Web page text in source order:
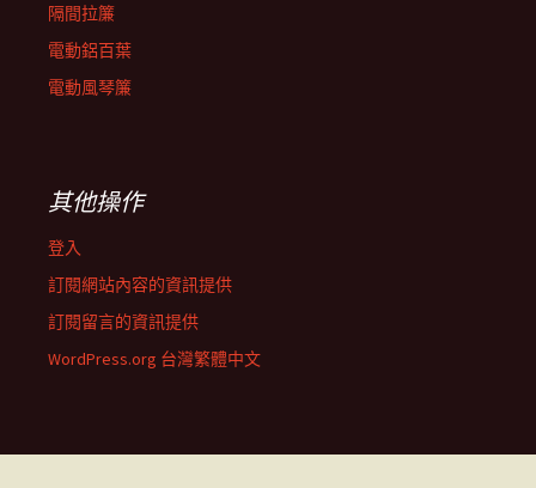
隔間拉簾
電動鋁百葉
電動風琴簾
其他操作
登入
訂閱網站內容的資訊提供
訂閱留言的資訊提供
WordPress.org 台灣繁體中文